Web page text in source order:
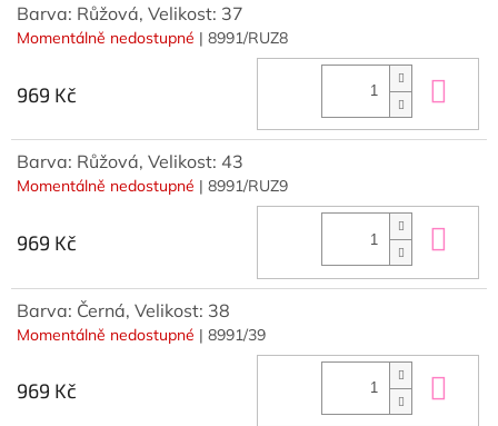
Barva: Růžová, Velikost: 37
Momentálně nedostupné | 8991/RUZ8
969 Kč
Barva: Růžová, Velikost: 43
Momentálně nedostupné | 8991/RUZ9
969 Kč
Barva: Černá, Velikost: 38
Momentálně nedostupné | 8991/39
969 Kč